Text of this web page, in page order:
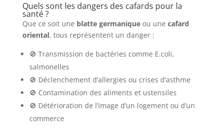
Quels sont les dangers des cafards pour la
santé ?
Que ce soit une blatte germaniqueou une cafard
oriental, tous représentent un danger :
🚫 Transmission de bactéries comme E.coli,
salmonelles
🚫 Déclenchement d’allergies ou crises d’asthme
🚫 Contamination des aliments et ustensiles
🚫 Détérioration de l’image d’un logement ou d’un
commerce